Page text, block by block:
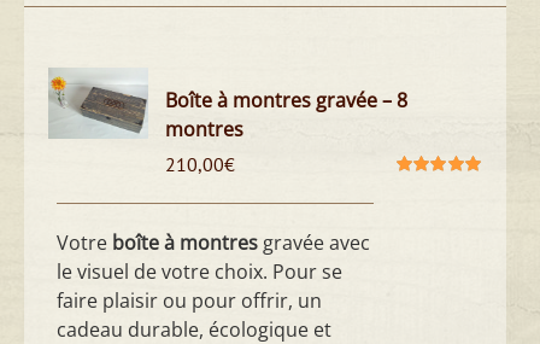
Boîte à montres gravée – 8
montres
210,00€
Votre boîte à montres gravée avec
le visuel de votre choix. Pour se
faire plaisir ou pour offrir, un
cadeau durable, écologique et